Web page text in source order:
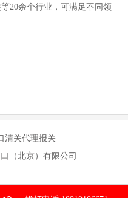
20余个行业，可满足不同领
清关代理报关
（北京）有限公司